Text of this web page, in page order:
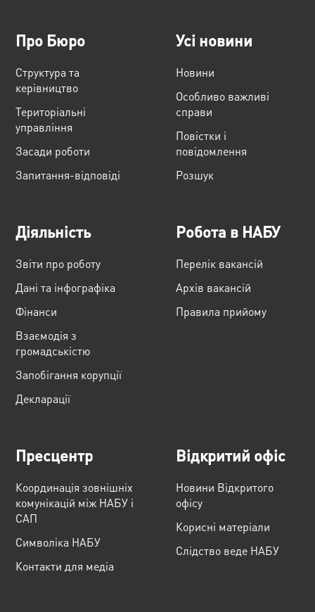
Про Бюро
Структура та
керівництво
Територіальні
управління
Засади роботи
Запитання-відповіді
Усі новини
Новини
Особливо важливі
справи
Повістки і
повідомлення
Розшук
Діяльність
Звіти про роботу
Дані та інфографіка
Фінанси
Взаємодія з
громадськістю
Запобігання корупції
Декларації
Робота в НАБУ
Перелік вакансій
Архів вакансій
Правила прийому
Пресцентр
Координація зовнішніх
комунікацій між НАБУ і
САП
Cимволіка НАБУ
Контакти для медіа
Відкритий офіс
Новини Відкритого
офісу
Корисні матеріали
Слідство веде НАБУ